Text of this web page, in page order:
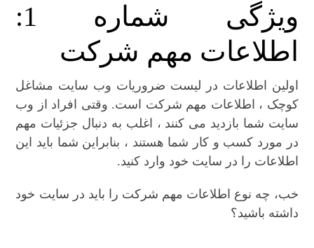
ویژگی شماره 1:
اطلاعات مهم شرکت
اولین اطلاعات در لیست ضروریات وب سایت مشاغل
کوچک ، اطلاعات مهم شرکت است. وقتی افراد از وب
سایت شما بازدید می کنند ، اغلب به دنبال جزئیات مهم
در مورد کسب و کار شما هستند ، بنابراین شما باید این
اطلاعات را در سایت خود وارد کنید.
خب، چه نوع اطلاعات مهم شرکت را باید در سایت خود
داشته باشید؟